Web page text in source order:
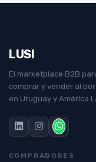
LUSI
El marketplace B2B
comprar y vender al
en Uruguay y América
COMPRADORES